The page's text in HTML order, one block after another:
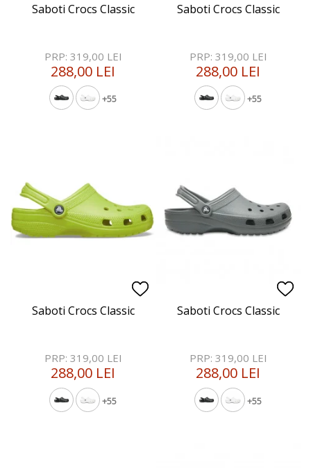
Saboti Crocs Classic
+55
PRP: 319,00 LEI
288,00 LEI
Saboti Crocs Classic
+55
PRP: 319,00 LEI
288,00 LEI
Saboti Crocs Classic
+55
PRP: 319,00 LEI
288,00 LEI
Saboti Crocs Classic
+55
PRP: 319,00 LEI
288,00 LEI